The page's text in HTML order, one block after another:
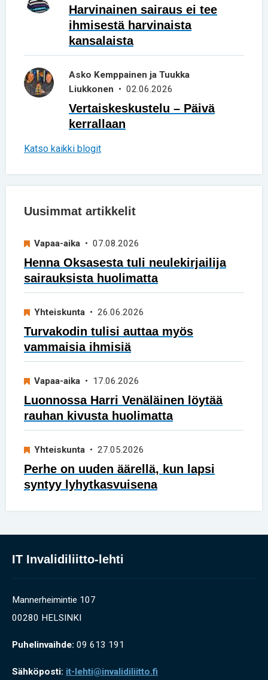
Harvinainen sairaus ei tee
ihmisestä harvinaista
kansalaista
Asko Kemppainen ja Tuukka
Liukkonen • 02.06.2026
Vertaiskeskustelu – Päivä
kerrallaan
Katso kaikki blogit
Uusimmat artikkelit
Vapaa-aika • 07.08.2026
Henna Oksasesta tuli neulekirjailija
sairauksista huolimatta
Yhteiskunta • 26.06.2026
Turvakodin tulisi auttaa myös
vammaisia ihmisiä
Vapaa-aika • 17.06.2026
Luonnossa Harri Venäläinen löytää
rauhan kivusta huolimatta
Yhteiskunta • 27.05.2026
Perhe on uuden äärellä, kun lapsi
syntyy lyhytkasvuisena
IT Invalidiliitto-lehti
Mannerheimintie 107
00280 HELSINKI
Puhelinvaihde: 09 613 191
Sähköposti: it-lehti@invalidiliitto.fi